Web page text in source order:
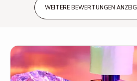
WEITERE BEWERTUNGEN